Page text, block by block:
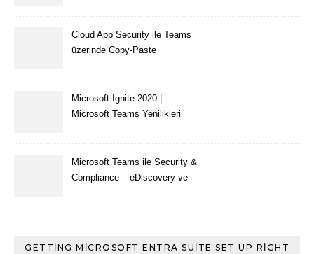
Cloud App Security ile Teams
üzerinde Copy-Paste
Microsoft Ignite 2020 |
Microsoft Teams Yenilikleri
Microsoft Teams ile Security &
Compliance – eDiscovery ve
GETTING MICROSOFT ENTRA SUITE SET UP RIGHT